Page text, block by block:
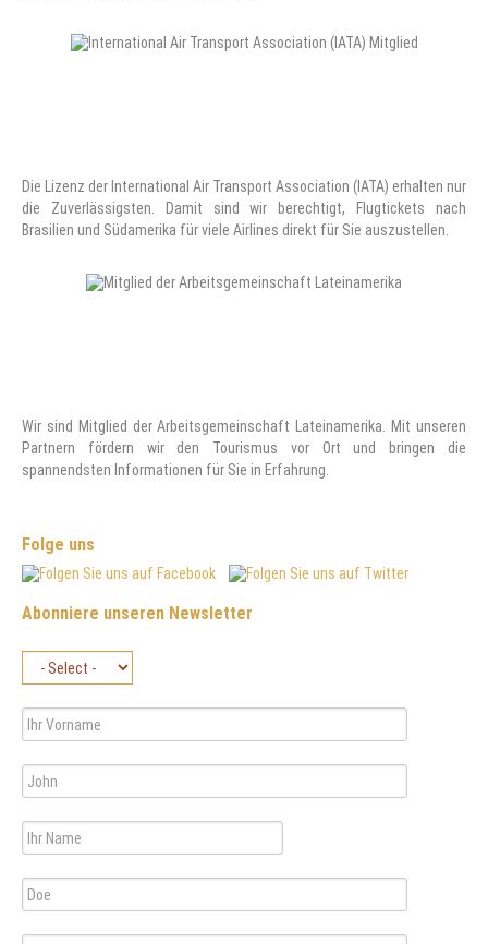
Die Lizenz der International Air Transport Association (IATA) erhalten nur
die Zuverlässigsten. Damit sind wir berechtigt, Flugtickets nach
Brasilien und Südamerika für viele Airlines direkt für Sie auszustellen.
Wir sind Mitglied der Arbeitsgemeinschaft Lateinamerika. Mit unseren
Partnern fördern wir den Tourismus vor Ort und bringen die
spannendsten Informationen für Sie in Erfahrung.
Folge uns
Abonniere unseren Newsletter